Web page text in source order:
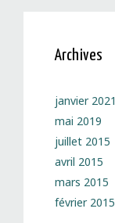
Archives
janvier 2021
mai 2019
juillet 2015
avril 2015
mars 2015
février 2015